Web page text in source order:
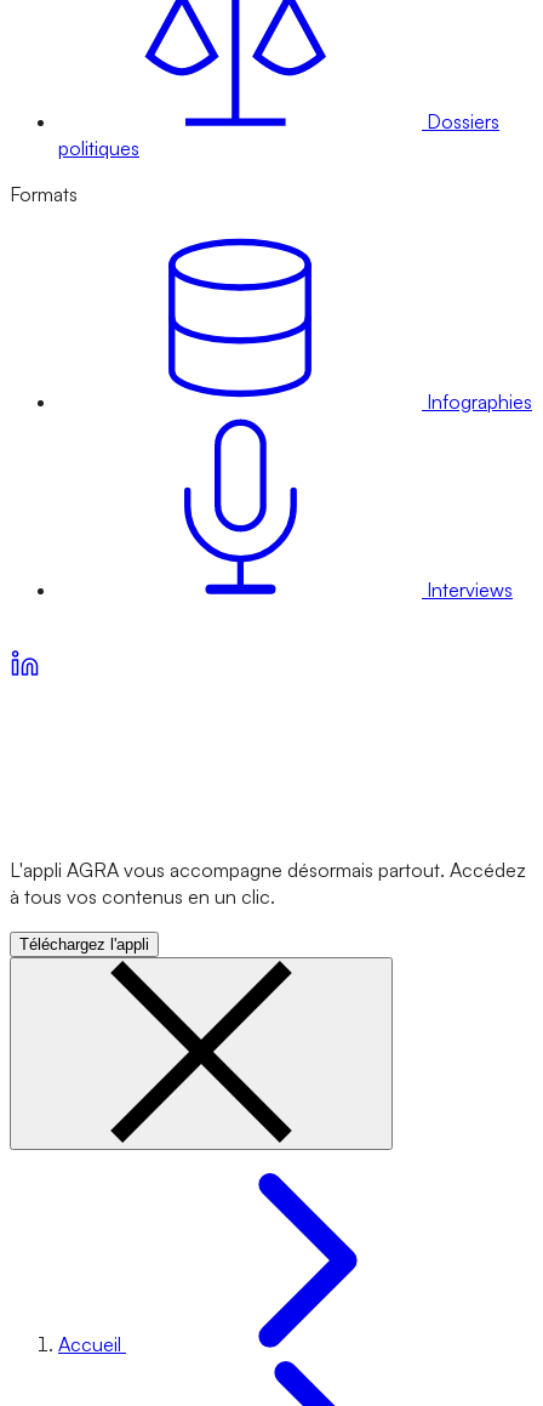
Dossiers
politiques
Formats
Infographies
Interviews
L'appli AGRA vous accompagne désormais partout. Accédez
à tous vos contenus en un clic.
Téléchargez l'appli
Accueil